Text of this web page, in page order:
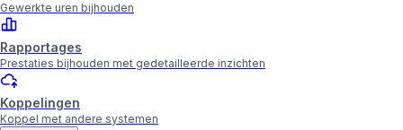
Gewerkte uren bijhouden
Rapportages
Prestaties bijhouden met gedetailleerde inzichten
Koppelingen
Koppel met andere systemen